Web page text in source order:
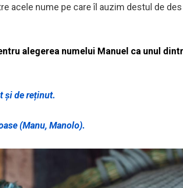
acele nume pe care îl auzim destul de
alegerea numelui Manuel ca unul
și de reținut.
(Manu, Manolo).